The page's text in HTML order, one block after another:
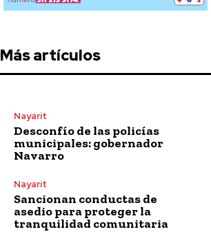
Más artículos
Nayarit
Desconfío de las policías
municipales: gobernador
Navarro
Nayarit
Sancionan conductas de
asedio para proteger la
tranquilidad comunitaria